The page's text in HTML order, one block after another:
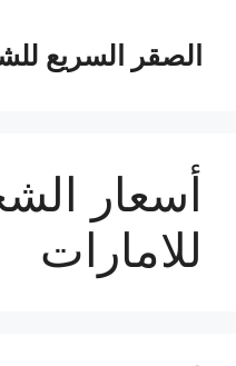
المحتوىالصقر السريع
أسعار
للامارات